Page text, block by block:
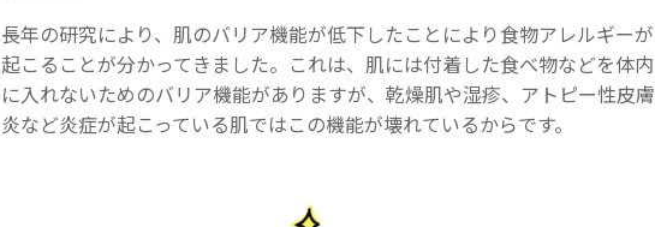
長年の研究により、肌のバリア機能が低下したことにより食物アレルギーが
起こることが分かってきました。これは、肌には付着した食べ物などを体内
に入れないためのバリア機能がありますが、乾燥肌や湿疹、アトピー性皮膚
炎など炎症が起こっている肌ではこの機能が壊れているからです。